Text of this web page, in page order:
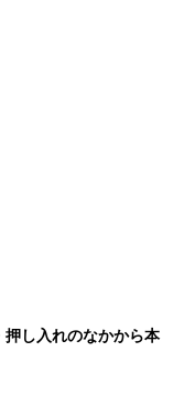
し入れのなかから本